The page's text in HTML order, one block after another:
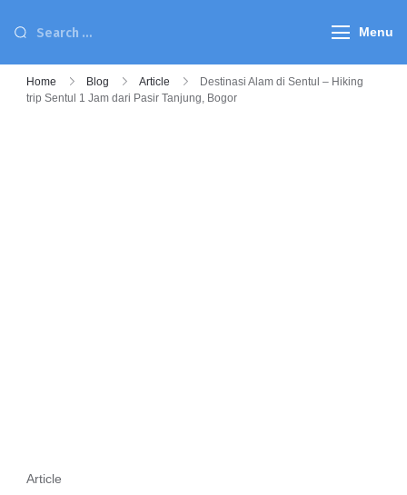
Menu
Home Blog Article
Destinasi Alam di Sentul – Hiking
trip Sentul 1 Jam dari Pasir Tanjung, Bogor
Article